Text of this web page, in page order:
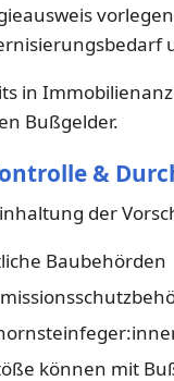
in
Bußgelder.
&
der
Baubehörden
können mit